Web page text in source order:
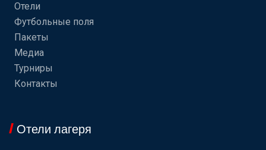
Отели
Футбольные поля
Пакеты
Медиа
Турниры
Контакты
Отели лагеря